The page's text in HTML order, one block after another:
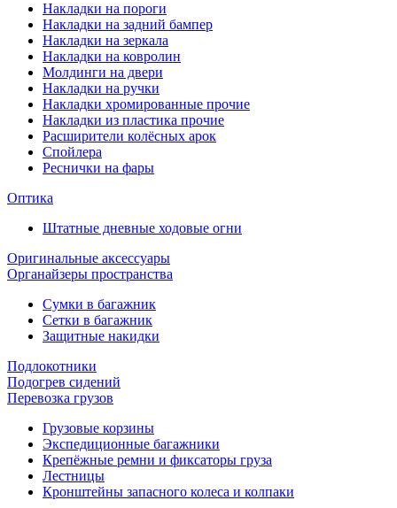
Накладки на пороги
Накладки на задний бампер
Накладки на зеркала
Накладки на ковролин
Молдинги на двери
Накладки на ручки
Накладки хромированные прочие
Накладки из пластика прочие
Расширители колёсных арок
Спойлера
Реснички на фары
Оптика
Штатные дневные ходовые огни
Оригинальные аксессуары
Органайзеры пространства
Сумки в багажник
Сетки в багажник
Защитные накидки
Подлокотники
Подогрев сидений
Перевозка грузов
Грузовые корзины
Экспедиционные багажники
Крепёжные ремни и фиксаторы груза
Лестницы
Кронштейны запасного колеса и колпаки